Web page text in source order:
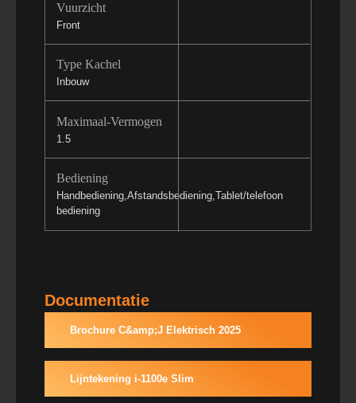
Vuurzicht
Front
Type Kachel
Inbouw
Maximaal-Vermogen
1.5
Bediening
Handbediening,Afstandsbediening,Tablet/telefoon
bediening
Documentatie
Brochure C&amp;J Elektrisch 2025
Lijntekening i-1100e Slim